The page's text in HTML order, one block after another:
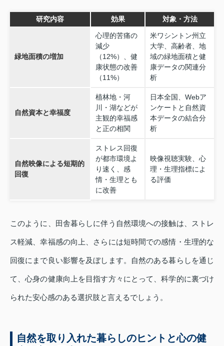
研究内容 効果 対象・方法
緑地面積の増加
心理的苦痛の
減少
（12%）、健
康状態の改善
（11%）
米ワシントン州立
大学、高齢者、地
域の緑地面積と健
康データの関連分
析
自然資本と幸福度
植林地・河
川・湖などが
主観的幸福感
と正の相関
日本全国、Webア
ンケートと自然資
本データの結合分
析
自然映像による短期的
回復
ストレス回復
が都市環境よ
り速く、感
情・生理とも
に改善
映像視聴実験、心
理・生理指標によ
る評価
このように、田舎暮らしに伴う自然環境への接触は、ストレ
ス軽減、幸福感の向上、さらには短時間での感情・生理的な
回復にまで良い影響を及ぼします。自然のある暮らしを通じ
て、心身の健康向上を目指す方々にとって、科学的に裏づけ
られた安心感のある選択肢と言えるでしょう。
自然を取り入れた暮らしのヒントと心の健